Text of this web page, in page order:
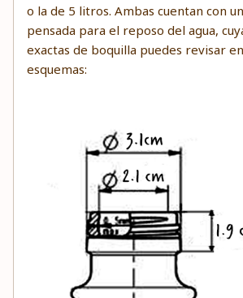
o la de 5 litros. Ambas cuentan con
pensada para el reposo del agua,
exactas de boquilla puedes revisar
esquemas: